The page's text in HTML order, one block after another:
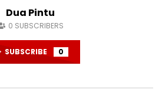
Dua Pintu
0 SUBSCRIBERS
SUBSCRIBE 0